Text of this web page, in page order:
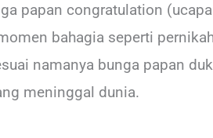
papan congratulation
bahagia seperti
namanya bunga papan
meninggal dunia.